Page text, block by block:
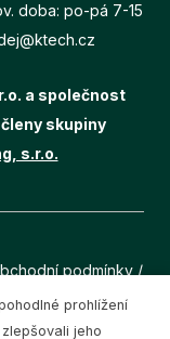
doba: po-pá 7-15
a společnost
skupiny
s.r.o.
podmínky/
prohlížení
jeho